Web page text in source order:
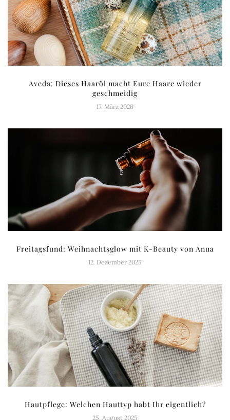
Aveda: Dieses Haaröl macht Eure Haare wieder
geschmeidig
17. März 2026
Freitagsfund: Weihnachtsglow mit K-Beauty von Anua
12. Dezember 2025
Hautpflege: Welchen Hauttyp habt Ihr eigentlich?
25. August 2025